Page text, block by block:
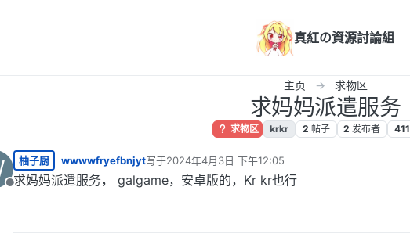
真紅の資源討論組
主页 求物区
求妈妈派遣服务
求物区 krkr 2 帖子 2 发布者 411
离线
柚子厨 wwwwfryefbnjyt写于2024年4月3日 下午12:05
最后由 编辑
求妈妈派遣服务， galgame，安卓版的，Kr kr也行